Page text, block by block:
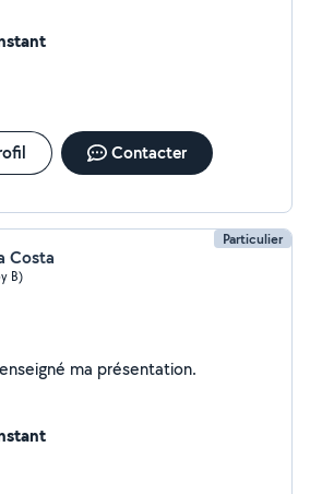
Contacter
Particulier
Costa
B)
Je n'ai pas encore renseigné ma présentation.